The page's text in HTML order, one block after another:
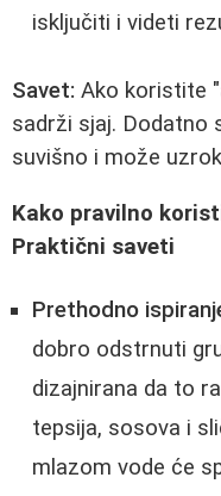
isključiti i videti
Savet: Ako koristite
sadrži sjaj. Dodatno
suvišno i može
Kako pravilno
Praktični saveti
Prethodno
dobro odstrnuti
dizajnirana da to
tepsija, sosova i
mlazom vode će